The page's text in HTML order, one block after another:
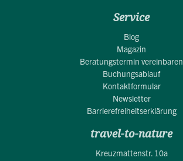
Service
Blog
Magazin
Beratungstermin vereinbaren
Buchungsablauf
Kontaktformular
Newsletter
Barrierefreiheitserklärung
travel-to-nature
Kreuzmattenstr. 10a